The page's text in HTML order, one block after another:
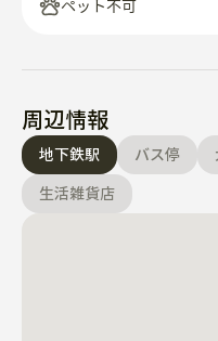
👥共用施設
✔ご飯、キムチ提供
ペット不可
周辺情報
地下鉄駅 バス停
生活雑貨店